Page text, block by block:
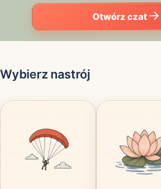
Otwórz czat
Wybierz nastrój